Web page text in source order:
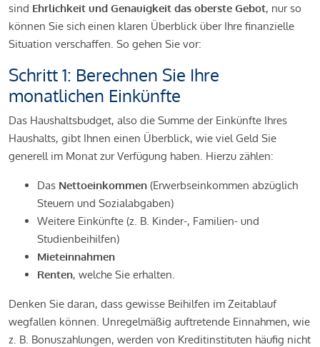
sind Ehrlichkeit und Genauigkeit das oberste Gebot, nur so
können Sie sich einen klaren Überblick über Ihre finanzielle
Situation verschaffen. So gehen Sie vor:
Schritt 1: Berechnen Sie Ihre
monatlichen Einkünfte
Das Haushaltsbudget, also die Summe der Einkünfte Ihres
Haushalts, gibt Ihnen einen Überblick, wie viel Geld Sie
generell im Monat zur Verfügung haben. Hierzu zählen:
Das Nettoeinkommen (Erwerbseinkommen abzüglich
Steuern und Sozialabgaben)
Weitere Einkünfte (z. B. Kinder-, Familien- und
Studienbeihilfen)
Mieteinnahmen
Renten, welche Sie erhalten.
Denken Sie daran, dass gewisse Beihilfen im Zeitablauf
wegfallen können. Unregelmäßig auftretende Einnahmen, wie
z. B. Bonuszahlungen, werden von Kreditinstituten häufig nicht